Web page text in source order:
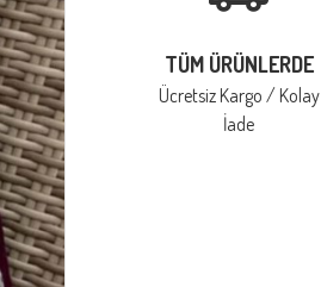
TÜM ÜRÜNLERDE
Ücretsiz Kargo / Kolay
İade